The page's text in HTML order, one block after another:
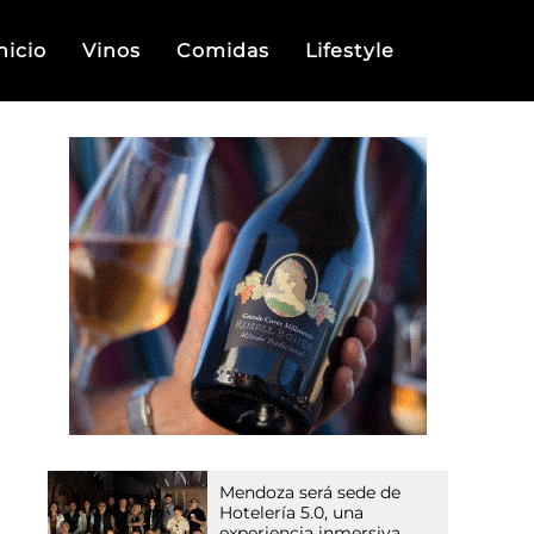
Vinos Comidas Lifestyle
Mendoza será sede de
Hotelería 5.0, una